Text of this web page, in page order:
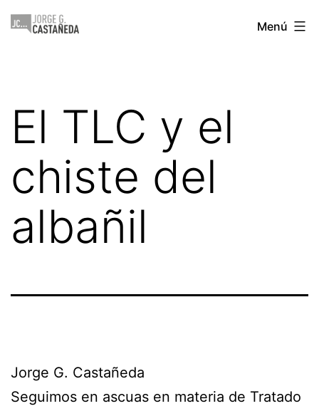
Saltar
Jorge
Menú
El TLC y el
chiste del
albañil
Jorge G. Castañeda
Seguimos en ascuas en materia de Tratado